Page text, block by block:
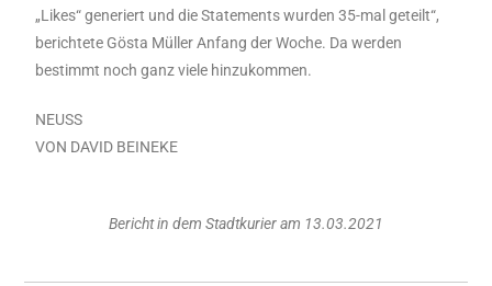
„Likes“ generiert und die Statements wurden 35-mal geteilt“,
berichtete Gösta Müller Anfang der Woche. Da werden
bestimmt noch ganz viele hinzukommen.
NEUSS
VON DAVID BEINEKE
Bericht in dem Stadtkurier am 13.03.2021